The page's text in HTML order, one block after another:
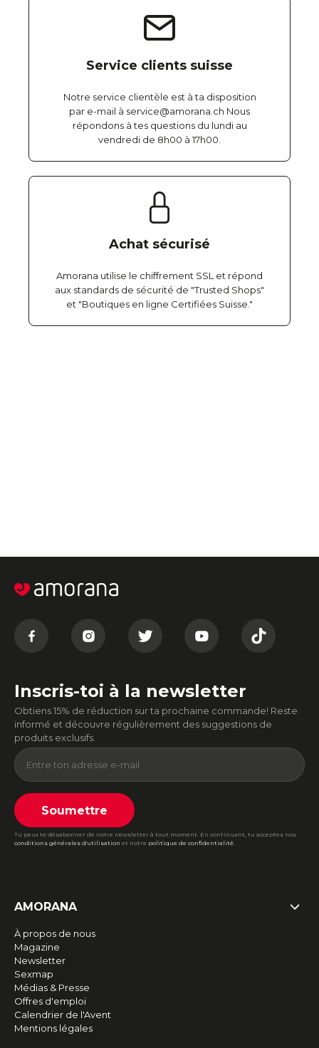
Service clients suisse
Notre service clientèle est à ta disposition
par e-mail à service@amorana.ch Nous
répondons à tes questions du lundi au
vendredi de 8h00 à 17h00.
Achat sécurisé
Amorana utilise le chiffrement SSL et répond
aux standards de sécurité de "Trusted Shops"
et "Boutiques en ligne Certifiées Suisse."
Inscris-toi à la newsletter
Obtiens 15% de réduction sur ta prochaine commande! Reste
informé et découvre régulièrement des suggestions de
produits exclusifs.
Soumettre
Tu peux te désabonner de notre newsletter à tout moment. En continuant, tu acceptes nos
conditions générales d'utilisation et notre politique de confidentialité.
AMORANA
À propos de nous
Magazine
Newsletter
Sexmap
Médias & Presse
Offres d'emploi
Calendrier de l'Avent
Mentions légales